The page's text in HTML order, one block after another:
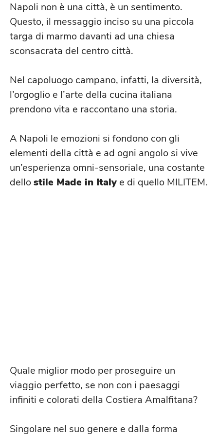
Napoli non è una città, è un sentimento.
Questo, il messaggio inciso su una piccola
targa di marmo davanti ad una chiesa
sconsacrata del centro città.
Nel capoluogo campano, infatti, la diversità,
l’orgoglio e l’arte della cucina italiana
prendono vita e raccontano una storia.
A Napoli le emozioni si fondono con gli
elementi della città e ad ogni angolo si vive
un’esperienza omni-sensoriale, una costante
dellostile Made in Italy e di quello MILITEM.
Quale miglior modo per proseguire un
viaggio perfetto, se non con i paesaggi
infiniti e colorati della Costiera Amalfitana?
Singolare nel suo genere e dalla forma